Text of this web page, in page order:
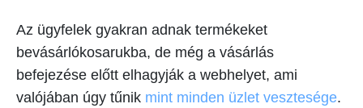
Az ügyfelek gyakran adnak termékeket
bevásárlókosarukba, de még a vásárlás
befejezése előtt elhagyják a webhelyet, ami
valójában úgy tűnik mint minden üzlet vesztesége.